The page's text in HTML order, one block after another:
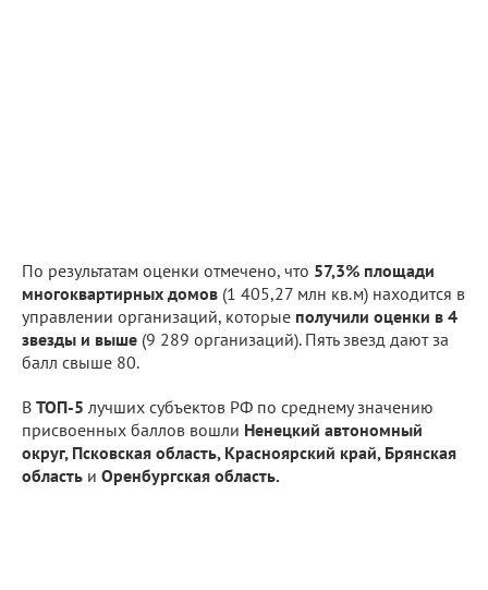
По результатам оценки отмечено, что 57,3% площади
многоквартирных домов (1 405,27 млн кв.м) находится в
управлении организаций, которые получили оценки в 4
звезды и выше (9 289 организаций). Пять звезд дают за
балл свыше 80.
В ТОП-5 лучших субъектов РФ по среднему значению
присвоенных баллов вошли Ненецкий автономный
округ, Псковская область, Красноярский край, Брянская
область и Оренбургская область.